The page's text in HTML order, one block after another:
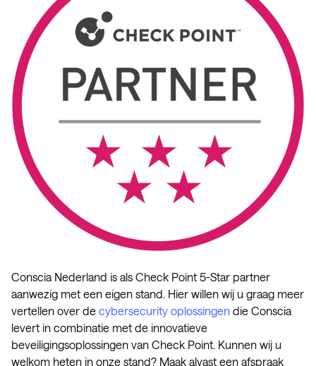
Conscia Nederland is als Check Point 5-Star partner
aanwezig met een eigen stand. Hier willen wij u graag meer
vertellen over de cybersecurity oplossingen die Conscia
levert in combinatie met de innovatieve
beveiligingsoplossingen van Check Point. Kunnen wij u
welkom heten in onze stand? Maak alvast een afspraak